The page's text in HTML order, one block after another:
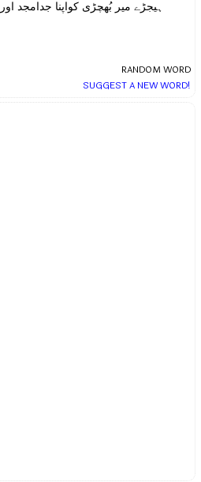
ہیجڑے میر بُھچڑی کواپنا جدامجد اور
RANDOM WORD
SUGGEST A NEW WORD!